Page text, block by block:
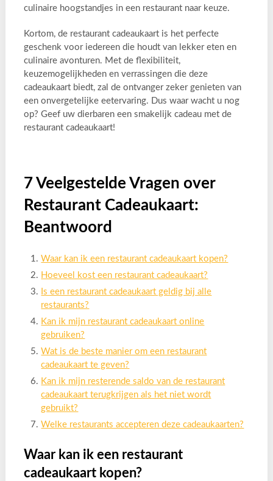
culinaire hoogstandjes in een restaurant naar keuze.
Kortom, de restaurant cadeaukaart is het perfecte
geschenk voor iedereen die houdt van lekker eten en
culinaire avonturen. Met de flexibiliteit,
keuzemogelijkheden en verrassingen die deze
cadeaukaart biedt, zal de ontvanger zeker genieten van
een onvergetelijke eetervaring. Dus waar wacht u nog
op? Geef uw dierbaren een smakelijk cadeau met de
restaurant cadeaukaart!
7 Veelgestelde Vragen over
Restaurant Cadeaukaart:
Beantwoord
Waar kan ik een restaurant cadeaukaart kopen?
Hoeveel kost een restaurant cadeaukaart?
Is een restaurant cadeaukaart geldig bij alle
restaurants?
Kan ik mijn restaurant cadeaukaart online
gebruiken?
Wat is de beste manier om een restaurant
cadeaukaart te geven?
Kan ik mijn resterende saldo van de restaurant
cadeaukaart terugkrijgen als het niet wordt
gebruikt?
Welke restaurants accepteren deze cadeaukaarten?
Waar kan ik een restaurant
cadeaukaart kopen?